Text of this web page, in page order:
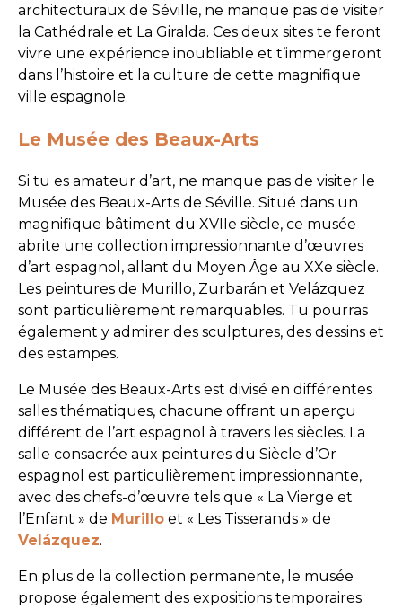
architecturaux de Séville, ne manque pas de visiter
la Cathédrale et La Giralda. Ces deux sites te feront
vivre une expérience inoubliable et t’immergeront
dans l’histoire et la culture de cette magnifique
ville espagnole.
Le Musée des Beaux-Arts
Si tu es amateur d’art, ne manque pas de visiter le
Musée des Beaux-Arts de Séville. Situé dans un
magnifique bâtiment du XVIIe siècle, ce musée
abrite une collection impressionnante d’œuvres
d’art espagnol, allant du Moyen Âge au XXe siècle.
Les peintures de Murillo, Zurbarán et Velázquez
sont particulièrement remarquables. Tu pourras
également y admirer des sculptures, des dessins et
des estampes.
Le Musée des Beaux-Arts est divisé en différentes
salles thématiques, chacune offrant un aperçu
différent de l’art espagnol à travers les siècles. La
salle consacrée aux peintures du Siècle d’Or
espagnol est particulièrement impressionnante,
avec des chefs-d’œuvre tels que « La Vierge et
l’Enfant » de Murillo et « Les Tisserands » de
Velázquez.
En plus de la collection permanente, le musée
propose également des expositions temporaires